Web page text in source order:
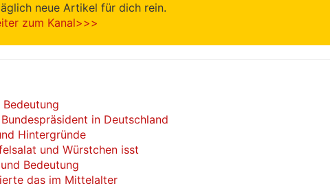
neue Artikel für dich rein.
zum Kanal>>>
in Deutschland
Hintergründe
und Würstchen isst
Bedeutung
das im Mittelalter